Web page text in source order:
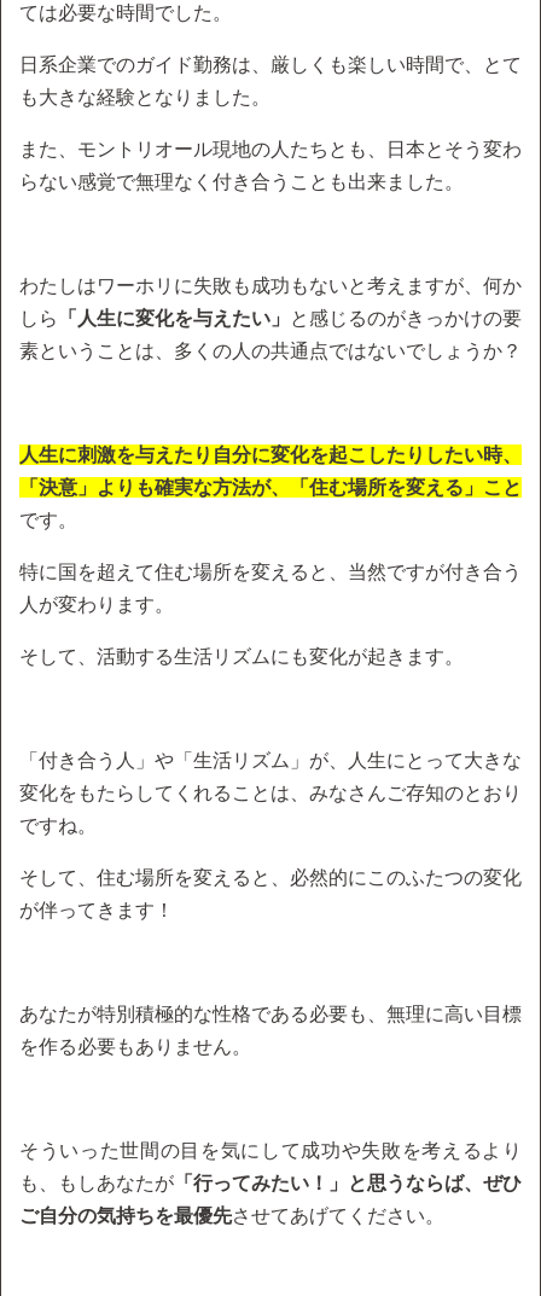
ては必要な時間でした。
日系企業でのガイド勤務は、厳しくも楽しい時間で、とて
も大きな経験となりました。
また、モントリオール現地の人たちとも、日本とそう変わ
らない感覚で無理なく付き合うことも出来ました。
わたしはワーホリに失敗も成功もないと考えますが、何か
しら
「人生に変化を与えたい」
と感じるのがきっかけの要
素ということは、多くの人の共通点ではないでしょうか？
人生に刺激を与えたり自分に変化を起こしたりしたい時、
「決意」よりも確実な方法が、「住む場所を変える」こと
です。
特に国を超えて住む場所を変えると、当然ですが付き合う
人が変わります。
そして、活動する生活リズムにも変化が起きます。
「付き合う人」や「生活リズム」が、人生にとって大きな
変化をもたらしてくれることは、みなさんご存知のとおり
ですね。
そして、住む場所を変えると、必然的にこのふたつの変化
が伴ってきます！
あなたが特別積極的な性格である必要も、無理に高い目標
を作る必要もありません。
そういった世間の目を気にして成功や失敗を考えるより
も、もしあなたが 「行ってみたい！」と思うならば、ぜひ
ご自分の気持ちを最優先させてあげてください。